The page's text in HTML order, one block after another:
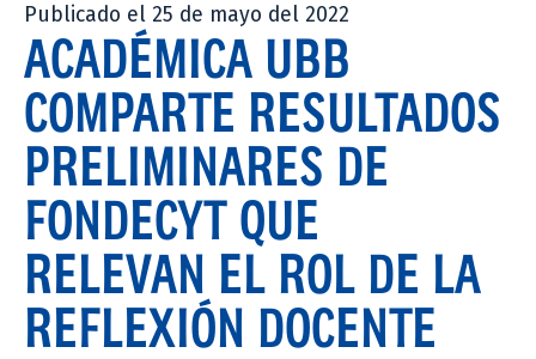
Publicado el 25 de mayo del 2022
ACADÉMICA UBB
COMPARTE RESULTADOS
PRELIMINARES DE
FONDECYT QUE
RELEVAN EL ROL DE LA
REFLEXIÓN DOCENTE